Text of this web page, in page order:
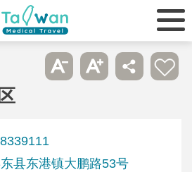
县东港镇大鹏路53号